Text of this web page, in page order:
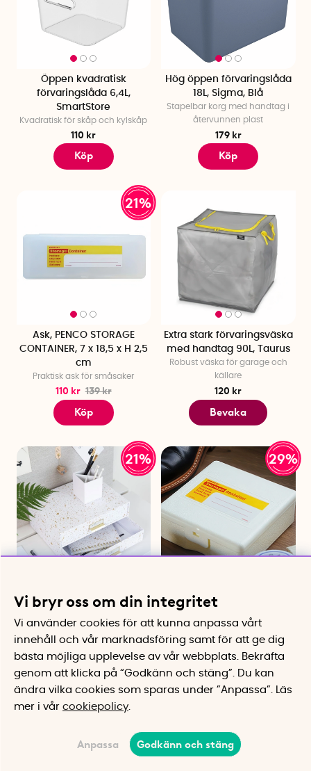
Öppen kvadratisk
förvaringslåda 6,4L,
SmartStore
Kvadratisk för skåp och kylskåp
110 kr
Köp
Hög öppen förvaringslåda
18L, Sigma, Blå
Stapelbar korg med handtag i
återvunnen plast
179 kr
Köp
21%
Ask, PENCO STORAGE
CONTAINER, 7 x 18,5 x H 2,5
cm
Praktisk ask för småsaker
110 kr 139 kr
Köp
Extra stark förvaringsväska
med handtag 90L, Taurus
Robust väska för garage och
källare
120 kr
Bevaka
21%
BIRGER, 33 x 25,5 x H 14,5
cm, Vit / Splash Guld
Minibyrå för förvaring
180 kr 229 kr
Bevaka
29%
Håller småsaker på plats
85 kr 119 kr
Köp
Vi bryr oss om din integritet
Vi använder cookies för att kunna anpassa vårt
innehåll och vår marknadsföring samt för att ge dig
bästa möjliga upplevelse av vår webbplats.
Bekräfta
genom att klicka på “Godkänn och stäng”. Du kan
ändra vilka cookies som sparas under ”Anpassa”.
Läs
mer i vår cookiepolicy
Anpassa Godkänn och stäng